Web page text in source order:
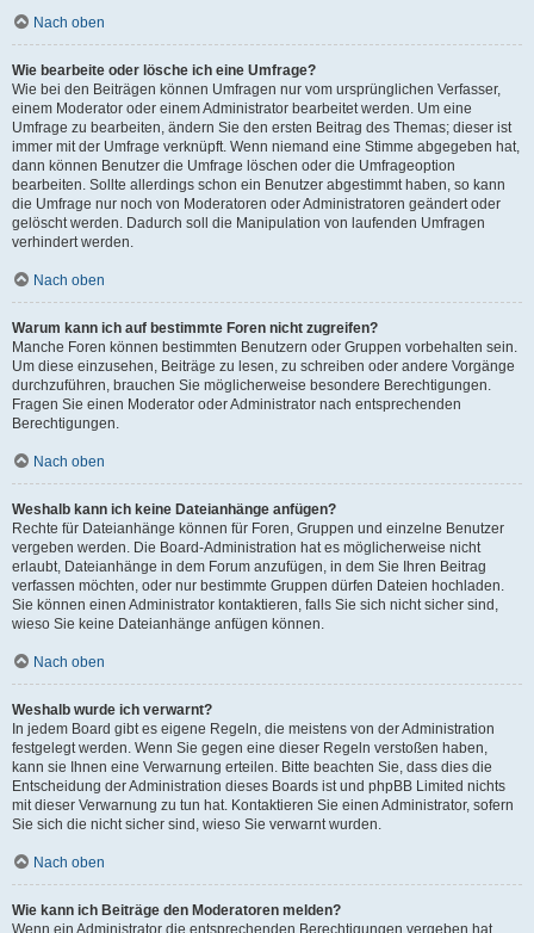
Nach oben
Wie bearbeite oder lösche ich eine Umfrage?
Wie bei den Beiträgen können Umfragen nur vom ursprünglichen Verfasser,
einem Moderator oder einem Administrator bearbeitet werden. Um eine
Umfrage zu bearbeiten, ändern Sie den ersten Beitrag des Themas; dieser ist
immer mit der Umfrage verknüpft. Wenn niemand eine Stimme abgegeben hat,
dann können Benutzer die Umfrage löschen oder die Umfrageoption
bearbeiten. Sollte allerdings schon ein Benutzer abgestimmt haben, so kann
die Umfrage nur noch von Moderatoren oder Administratoren geändert oder
gelöscht werden. Dadurch soll die Manipulation von laufenden Umfragen
verhindert werden.
Nach oben
Warum kann ich auf bestimmte Foren nicht zugreifen?
Manche Foren können bestimmten Benutzern oder Gruppen vorbehalten sein.
Um diese einzusehen, Beiträge zu lesen, zu schreiben oder andere Vorgänge
durchzuführen, brauchen Sie möglicherweise besondere Berechtigungen.
Fragen Sie einen Moderator oder Administrator nach entsprechenden
Berechtigungen.
Nach oben
Weshalb kann ich keine Dateianhänge anfügen?
Rechte für Dateianhänge können für Foren, Gruppen und einzelne Benutzer
vergeben werden. Die Board-Administration hat es möglicherweise nicht
erlaubt, Dateianhänge in dem Forum anzufügen, in dem Sie Ihren Beitrag
verfassen möchten, oder nur bestimmte Gruppen dürfen Dateien hochladen.
Sie können einen Administrator kontaktieren, falls Sie sich nicht sicher sind,
wieso Sie keine Dateianhänge anfügen können.
Nach oben
Weshalb wurde ich verwarnt?
In jedem Board gibt es eigene Regeln, die meistens von der Administration
festgelegt werden. Wenn Sie gegen eine dieser Regeln verstoßen haben,
kann sie Ihnen eine Verwarnung erteilen. Bitte beachten Sie, dass dies die
Entscheidung der Administration dieses Boards ist und phpBB Limited nichts
mit dieser Verwarnung zu tun hat. Kontaktieren Sie einen Administrator, sofern
Sie sich die nicht sicher sind, wieso Sie verwarnt wurden.
Nach oben
Wie kann ich Beiträge den Moderatoren melden?
Wenn ein Administrator die entsprechenden Berechtigungen vergeben hat,